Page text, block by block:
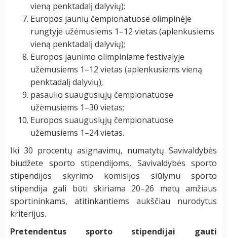
vieną penktadalį dalyvių);
Europos jaunių čempionatuose olimpinėje
rungtyje užėmusiems 1–12 vietas (aplenkusiems
vieną penktadalį dalyvių);
Europos jaunimo olimpiniame festivalyje
užėmusiems 1–12 vietas (aplenkusiems vieną
penktadalį dalyvių);
pasaulio suaugusiųjų čempionatuose
užėmusiems 1–30 vietas;
Europos suaugusiųjų čempionatuose
užėmusiems 1–24 vietas.
Iki 30 procentų asignavimų, numatytų Savivaldybės
biudžete sporto stipendijoms, Savivaldybės sporto
stipendijos skyrimo komisijos siūlymu sporto
stipendija gali būti skiriama 20–26 metų amžiaus
sportininkams, atitinkantiems aukščiau nurodytus
kriterijus.
Pretendentus sporto stipendijai gauti